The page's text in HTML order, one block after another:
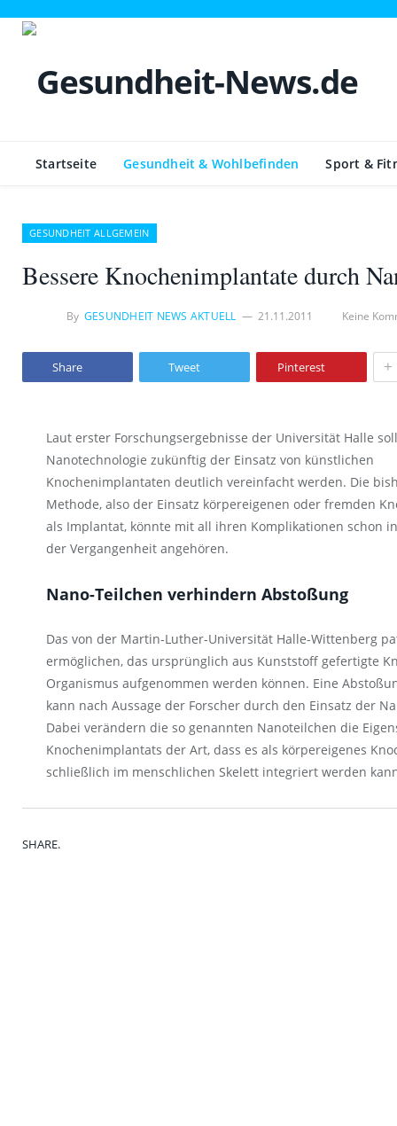
Startseite Gesundheit & Wohlbefinden Sport &
GESUNDHEIT ALLGEMEIN
Bessere Knochenimplantate durch
By GESUNDHEIT NEWS AKTUELL 21.11.2011 Keine
Share Tweet Pinterest +
Laut erster Forschungsergebnisse der Universität Halle
Nanotechnologie zukünftig der Einsatz von künstlichen
Knochenimplantaten deutlich vereinfacht werden. Die
Methode, also der Einsatz körpereigenen oder fremden
als Implantat, könnte mit all ihren Komplikationen schon
der Vergangenheit angehören.
Nano-Teilchen verhindern Abstoßung
Das von der Martin-Luther-Universität Halle-Wittenberg
ermöglichen, das ursprünglich aus Kunststoff gefertigte
Organismus aufgenommen werden können. Eine
kann nach Aussage der Forscher durch den Einsatz der
Dabei verändern die so genannten Nanoteilchen die
Knochenimplantats der Art, dass es als körpereigenes
schließlich im menschlichen Skelett integriert werden
SHARE.